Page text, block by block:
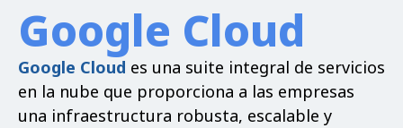
Google Cloud
Google Cloud es una suite integral de servicios
en la nube que proporciona a las empresas
una infraestructura robusta, escalable y